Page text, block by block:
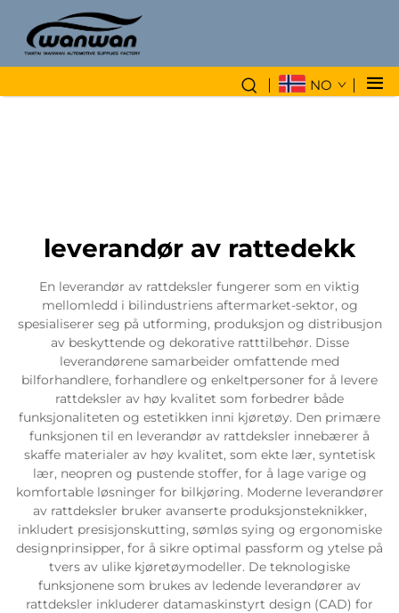
NO
leverandør av rattedekk
En leverandør av rattdeksler fungerer som en viktig
mellomledd i bilindustriens aftermarket-sektor, og
spesialiserer seg på utforming, produksjon og distribusjon
av beskyttende og dekorative ratttilbehør. Disse
leverandørene samarbeider omfattende med
bilforhandlere, forhandlere og enkeltpersoner for å levere
rattdeksler av høy kvalitet som forbedrer både
funksjonaliteten og estetikken inni kjøretøy. Den primære
funksjonen til en leverandør av rattdeksler innebærer å
skaffe materialer av høy kvalitet, som ekte lær, syntetisk
lær, neopren og pustende stoffer, for å lage varige og
komfortable løsninger for bilkjøring. Moderne leverandører
av rattdeksler bruker avanserte produksjonsteknikker,
inkludert presisjonskutting, sømløs sying og ergonomiske
designprinsipper, for å sikre optimal passform og ytelse på
tvers av ulike kjøretøymodeller. De teknologiske
funksjonene som brukes av ledende leverandører av
rattdeksler inkluderer datamaskinstyrt design (CAD) for